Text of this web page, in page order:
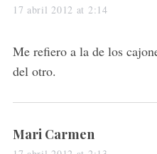
a
s
:
17 abril 2012 at 2:14
Me refiero a la de los
del otro.
s
Mari Carmen